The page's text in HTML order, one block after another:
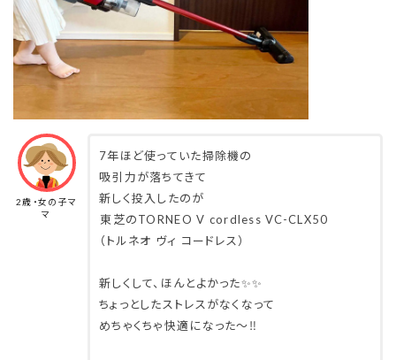
2歳・女の子マ
マ
7年ほど使っていた掃除機の
吸引力が落ちてきて
新しく投入したのが
⁡東芝のTORNEO V cordless VC-CLX50
（トルネオ ヴィ コードレス）
新しくして、ほんとよかった✨✨
ちょっとしたストレスがなくなって
めちゃくちゃ快適になった〜‼️⁡